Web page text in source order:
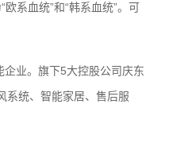
欧系血统”和“韩系血统”。可
业。旗下5大控股公司庆东
系统、智能家居、售后服